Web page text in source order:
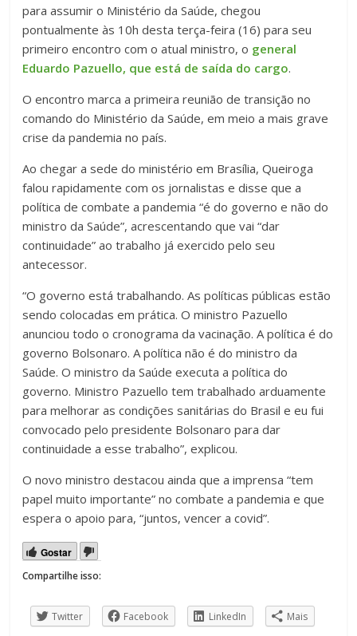
para assumir o Ministério da Saúde, chegou
pontualmente às 10h desta terça-feira (16) para seu
primeiro encontro com o atual ministro, o general
Eduardo Pazuello, que está de saída do cargo.
O encontro marca a primeira reunião de transição no
comando do Ministério da Saúde, em meio a mais grave
crise da pandemia no país.
Ao chegar a sede do ministério em Brasília, Queiroga
falou rapidamente com os jornalistas e disse que a
política de combate a pandemia “é do governo e não do
ministro da Saúde”, acrescentando que vai “dar
continuidade” ao trabalho já exercido pelo seu
antecessor.
“O governo está trabalhando. As políticas públicas estão
sendo colocadas em prática. O ministro Pazuello
anunciou todo o cronograma da vacinação. A política é do
governo Bolsonaro. A política não é do ministro da
Saúde. O ministro da Saúde executa a política do
governo. Ministro Pazuello tem trabalhado arduamente
para melhorar as condições sanitárias do Brasil e eu fui
convocado pelo presidente Bolsonaro para dar
continuidade a esse trabalho”, explicou.
O novo ministro destacou ainda que a imprensa “tem
papel muito importante” no combate a pandemia e que
espera o apoio para, “juntos, vencer a covid”.
Gostar
Compartilhe isso:
Twitter Facebook LinkedIn Mais